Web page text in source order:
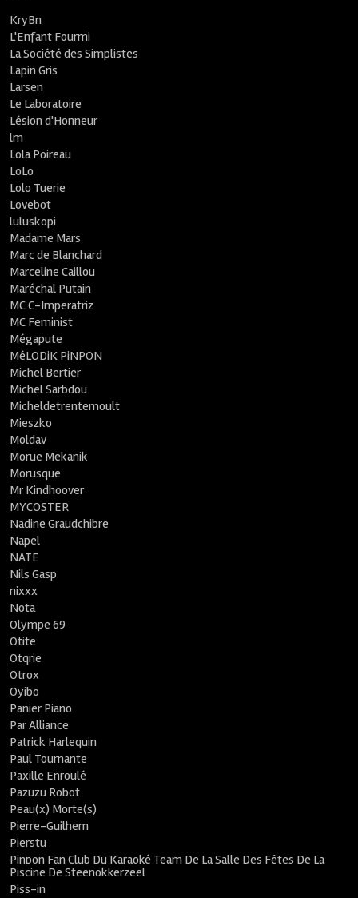
KryBn
L'Enfant Fourmi
La Société des Simplistes
Lapin Gris
Larsen
Le Laboratoire
Lésion d'Honneur
lm
Lola Poireau
LoLo
Lolo Tuerie
Lovebot
luluskopi
Madame Mars
Marc de Blanchard
Marceline Caillou
Maréchal Putain
MC C-Imperatriz
MC Feminist
Mégapute
MéLODiK PiNPON
Michel Bertier
Michel Sarbdou
Micheldetrentemoult
Mieszko
Moldav
Morue Mekanik
Morusque
Mr Kindhoover
MYCOSTER
Nadine Graudchibre
Napel
NATE
Nils Gasp
nixxx
Nota
Olympe 69
Otite
Otqrie
Otrox
Oyibo
Panier Piano
Par Alliance
Patrick Harlequin
Paul Tournante
Paxille Enroulé
Pazuzu Robot
Peau(x) Morte(s)
Pierre-Guilhem
Pierstu
Pinpon Fan Club Du Karaoké Team De La Salle Des Fêtes De La
Piscine De Steenokkerzeel
Piss-in